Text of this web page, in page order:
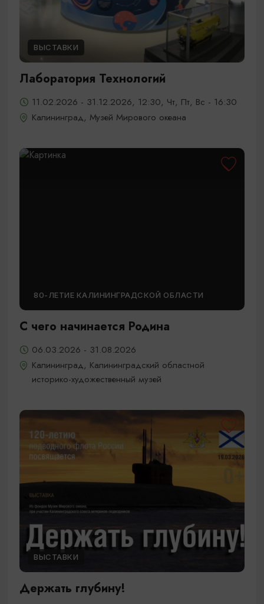
ВЫСТАВКИ
Лаборатория Технологий
11.02.2026 - 31.12.2026, 12:30, Чт, Пт, Вс - 16:30
Калининград, Музей Мирового океана
80-ЛЕТИЕ КАЛИНИНГРАДСКОЙ ОБЛАСТИ
С чего начинается Родина
06.03.2026 - 31.08.2026
Калининград, Калининградский областной
историко-художественный музей
ВЫСТАВКИ
Держать глубину!